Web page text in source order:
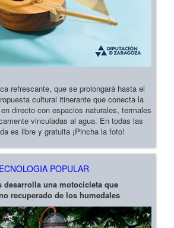
que se prolongará hasta el
cultural itinerante que conecta la
directo con espacios naturales, termales
vinculadas al agua. En todas las
es libre y gratuita ¡Pincha la foto!
POPULAR
desarrolla una motocicleta que
recuperado de los humedales